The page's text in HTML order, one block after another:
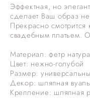
Эффектная, но
сделает Ваш образ
Прекрасно
свадебным платьем.
Материал: фетр
Цвет: нежно-голубой
Размер:
Декор: шляпная вуаль
Крепление: шляпная